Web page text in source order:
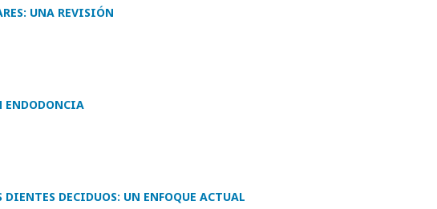
UNA REVISIÓN
ENDODONCIA
DECIDUOS: UN ENFOQUE ACTUAL